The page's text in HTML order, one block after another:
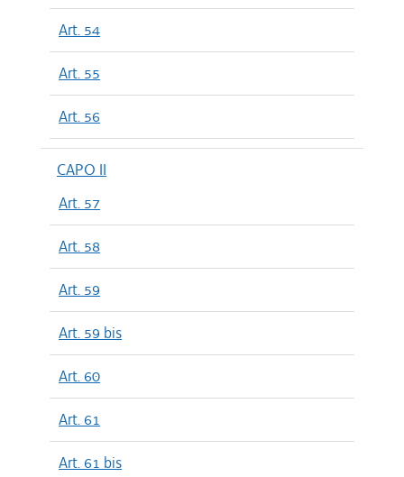
Art. 54
Art. 55
Art. 56
CAPO II
Art. 57
Art. 58
Art. 59
Art. 59 bis
Art. 60
Art. 61
Art. 61 bis